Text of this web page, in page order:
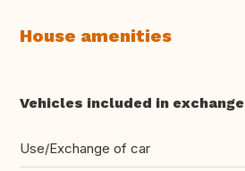
House amenities
Vehicles included in exchange
Use/Exchange of car